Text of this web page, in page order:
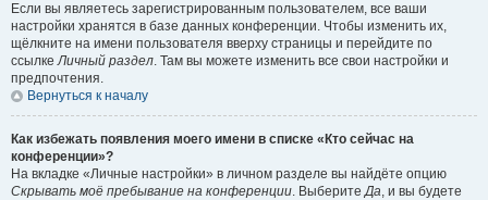
Если вы являетесь зарегистрированным пользователем, все ваши
настройки хранятся в базе данных конференции. Чтобы изменить их,
щёлкните на имени пользователя вверху страницы и перейдите по
ссылкеЛичный раздел. Там вы можете изменить все свои настройки и
предпочтения.
Вернуться к началу
Как избежать появления моего имени в списке «Кто сейчас на
конференции»?
На вкладке «Личные настройки» в личном разделе вы найдёте опцию
Скрывать моё пребывание на конференции. ВыберитеДа, и вы будете